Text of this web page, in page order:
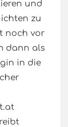
und
zu
noch vor
dann als
in die